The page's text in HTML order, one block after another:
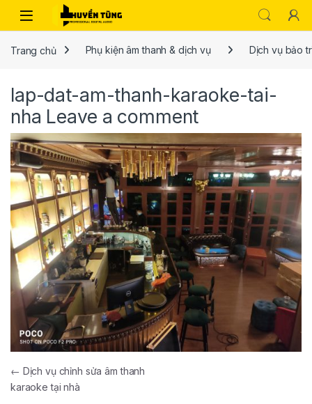
Trang chủ Phụ kiện âm thanh & dịch vụ Dịch vụ bảo
lap-dat-am-thanh-karaoke-tai-
nha Leave a comment
← Dịch vụ chỉnh sửa âm thanh
karaoke tại nhà